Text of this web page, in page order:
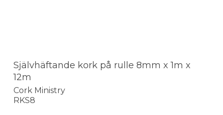
Självhäftande kork på rulle 8mm x 1m x
12m
Cork Ministry
RKS8